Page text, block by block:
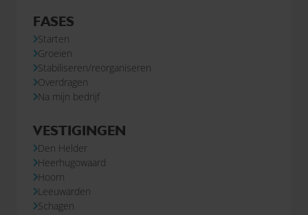
FASES
Starten
Groeien
Stabiliseren/reorganiseren
Overdragen
Na mijn bedrijf
VESTIGINGEN
Den Helder
Heerhugowaard
Hoorn
Leeuwarden
Schagen